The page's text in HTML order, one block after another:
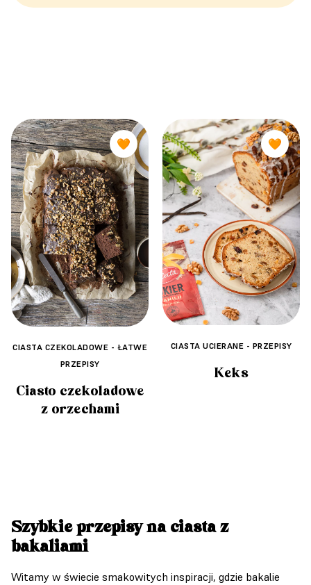
🧡
CIASTA CZEKOLADOWE - ŁATWE
PRZEPISY
Ciasto czekoladowe
z orzechami
🧡
CIASTA UCIERANE - PRZEPISY
Keks
Szybkie przepisy na ciasta z
bakaliami
Witamy w świecie smakowitych inspiracji, gdzie bakalie